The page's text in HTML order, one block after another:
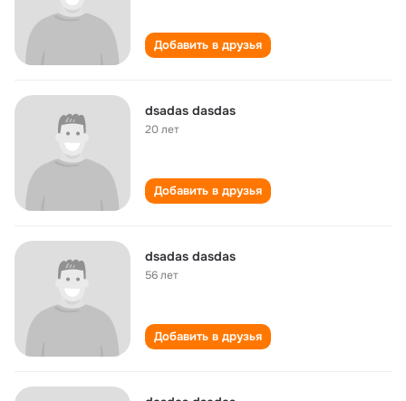
Добавить в друзья
dsadas dasdas
20 лет
Добавить в друзья
dsadas dasdas
56 лет
Добавить в друзья